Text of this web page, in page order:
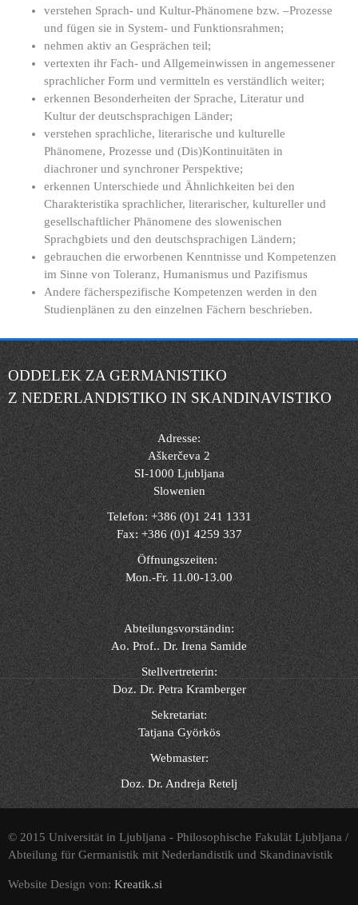
verstehen Sprach- und Kultur-Phänomene bzw. –Prozesse
und fügen sie in System- und Funktionsrahmen;
nehmen aktiv an Gesprächen teil;
vertexten ihr Fach- und Allgemeinwissen in angemessener
sprachlicher Form und vermitteln es verständlich weiter;
erkennen Besonderheiten der Sprache, Literatur und
Kultur der deutschsprachigen Länder;
verstehen sprachliche, literarische und kulturelle
Phänomene, Prozesse und (Dis)Kontinuitäten in
diachroner und synchroner Perspektive;
erkennen Unterschiede und Ähnlichkeiten bei den
Charakteristika sprachlicher, literarischer, kultureller und
gesellschaftlicher Phänomene des slowenischen
Sprachgbiets und den deutschsprachigen Ländern;
gebrauchen die erworbenen Kenntnisse und Kompetenzen
im Sinne von Toleranz, Humanismus und Pazifismus
Andere fächerspezifische Kompetenzen werden in den
Studienplänen zu den einzelnen Fächern beschrieben.
ODDELEK ZA GERMANISTIKO
Z NEDERLANDISTIKO IN SKANDINAVISTIKO
Adresse:
Aškerčeva 2
SI-1000 Ljubljana
Slowenien
Telefon: +386 (0)1 241 1331
Fax: +386 (0)1 4259 337
Öffnungszeiten:
Mon.-Fr. 11.00-13.00
Abteilungsvorständin:
Ao. Prof.. Dr. Irena Samide
Stellvertreterin:
Doz. Dr. Petra Kramberger
Sekretariat:
Tatjana Györkös
Webmaster:
Doz. Dr. Andreja Retelj
© 2015 Universität in Ljubljana - Philosophische Fakulät Ljubljana /
Abteilung für Germanistik mit Nederlandistik und Skandinavistik
Website Design von: Kreatik.si